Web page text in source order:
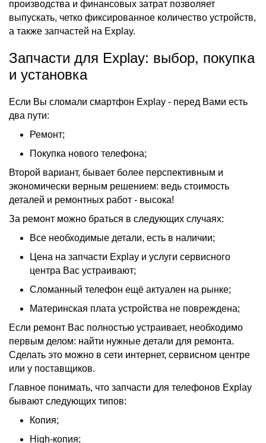
производства и финансовых затрат позволяет
выпускать, четко фиксированное количество устройств,
а также запчастей на Explay.
Запчасти для Explay: выбор, покупка
и установка
Если Вы сломали смартфон Explay - перед Вами есть
два пути:
Ремонт;
Покупка нового телефона;
Второй вариант, бывает более перспективным и
экономически верным решением: ведь стоимость
деталей и ремонтных работ - высока!
За ремонт можно браться в следующих случаях:
Все необходимые детали, есть в наличии;
Цена на запчасти Explay и услуги сервисного
центра Вас устраивают;
Сломанный телефон ещё актуален на рынке;
Материнская плата устройства не повреждена;
Если ремонт Вас полностью устраивает, необходимо
первым делом: найти нужные детали для ремонта.
Сделать это можно в сети интернет, сервисном центре
или у поставщиков.
Главное понимать, что запчасти для телефонов Explay
бывают следующих типов:
Копия;
High-копия;